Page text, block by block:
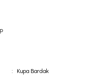
Kupa Bardak